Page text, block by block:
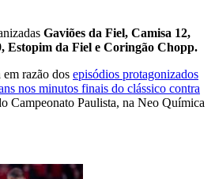
Gaviões da Fiel, Camisa 12,
Estopim da Fiel e Coringão Chopp.
razão dos episódios protagonizados
nos minutos finais do clássico contra
Campeonato Paulista, na Neo Química